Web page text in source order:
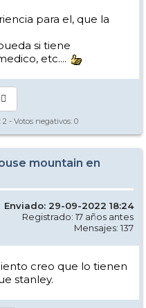
para el, que la
si tiene
etc....
2 - Votos negativos: 0
mountain en
Enviado: 29-09-2022 18:24
Registrado: 17 años antes
Mensajes: 137
creo que lo tienen
stanley.